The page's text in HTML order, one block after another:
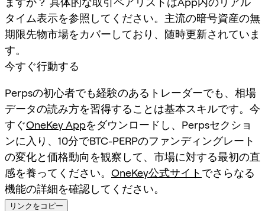
タイム表示を参照してください。主流の暗号資産の無
期限先物市場をカバーしており、随時更新されていま
す。
今すぐ行動する
Perpsの初心者でも経験のあるトレーダーでも、相場
データの読み方を習得することは基本スキルです。今
すぐOneKey Appをダウンロードし、Perpsセクショ
ンに入り、10分でBTC-PERPのファンディングレート
の変化と価格動向を観察して、市場に対する最初の直
感を養ってください。 OneKey公式サイト でさらなる
機能の詳細を確認してください。
リンクをコピー